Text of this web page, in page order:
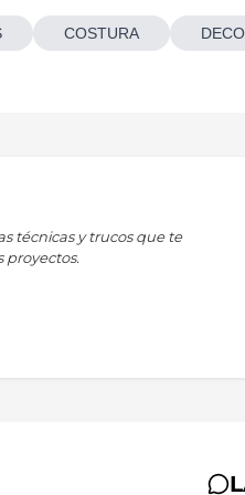
COSTURA
técnicas y trucos que te
proyectos.